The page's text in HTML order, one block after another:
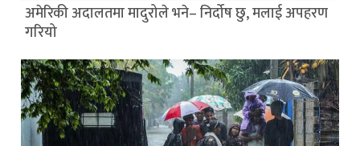
अमेरिकी अदालतमा मादुरोले भने– निर्दोष छु, मलाई अपहरण
गरियो